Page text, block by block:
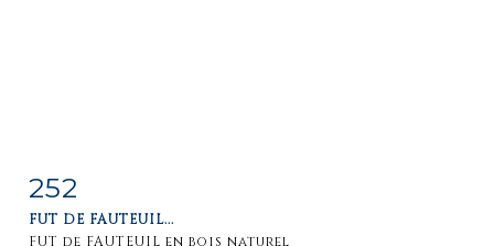
Item detail
252
FUT DE FAUTEUIL...
FUT de FAUTEUIL en bois naturel